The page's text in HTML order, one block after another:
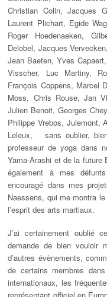
Christian Colin, Jacques
Laurent Plichart, Egide
Roger Hoedenaeken,
Delobel, Jacques
Jean Baeten, Yves
Visscher, Luc Martiny,
François Coppens, Marcel
Moss, Chris Rouse, Jan
Julien Benoit, Georges
Philippe Vrebos, Julemont,
Leleux, sans oublier,
professeur de yoga dans
Yama-Arashi et de la future
également à mes
encouragé dans mes
Naessens, qui me montra
l’esprit des arts martiaux.
J’ai certainement oublié
demande de bien vouloir
d’autres évènements,
de certains membres
internationaux, les